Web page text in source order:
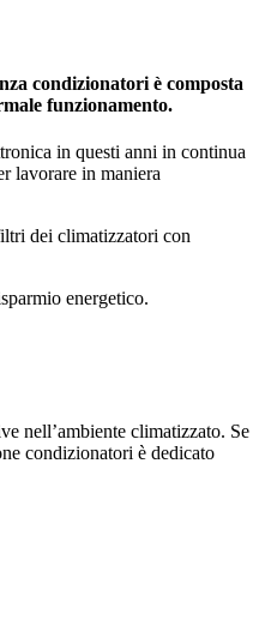
condizionatori è composta
funzionamento.
in questi anni in continua
lavorare in maniera
dei climatizzatori con
energetico.
nell’ambiente climatizzato. Se
condizionatori è dedicato